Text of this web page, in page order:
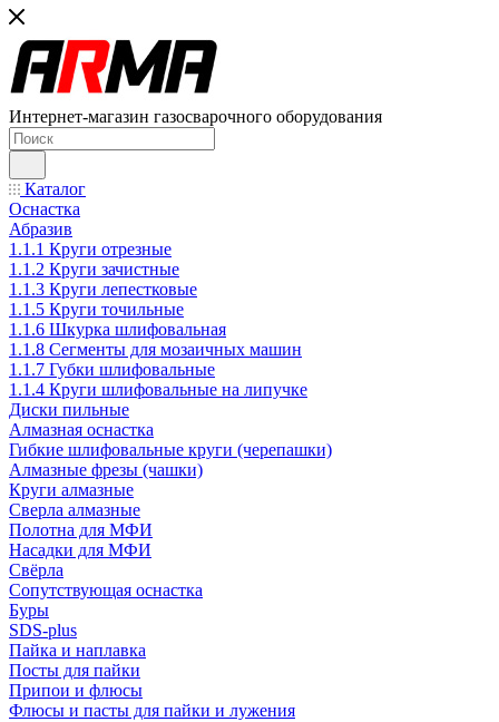
Интернет-магазин газосварочного оборудования
Каталог
Оснастка
Абразив
1.1.1 Круги отрезные
1.1.2 Круги зачистные
1.1.3 Круги лепестковые
1.1.5 Круги точильные
1.1.6 Шкурка шлифовальная
1.1.8 Сегменты для мозаичных машин
1.1.7 Губки шлифовальные
1.1.4 Круги шлифовальные на липучке
Диски пильные
Алмазная оснастка
Гибкие шлифовальные круги (черепашки)
Алмазные фрезы (чашки)
Круги алмазные
Сверла алмазные
Полотна для МФИ
Насадки для МФИ
Свёрла
Сопутствующая оснастка
Буры
SDS-plus
Пайка и наплавка
Посты для пайки
Припои и флюсы
Флюсы и пасты для пайки и лужения